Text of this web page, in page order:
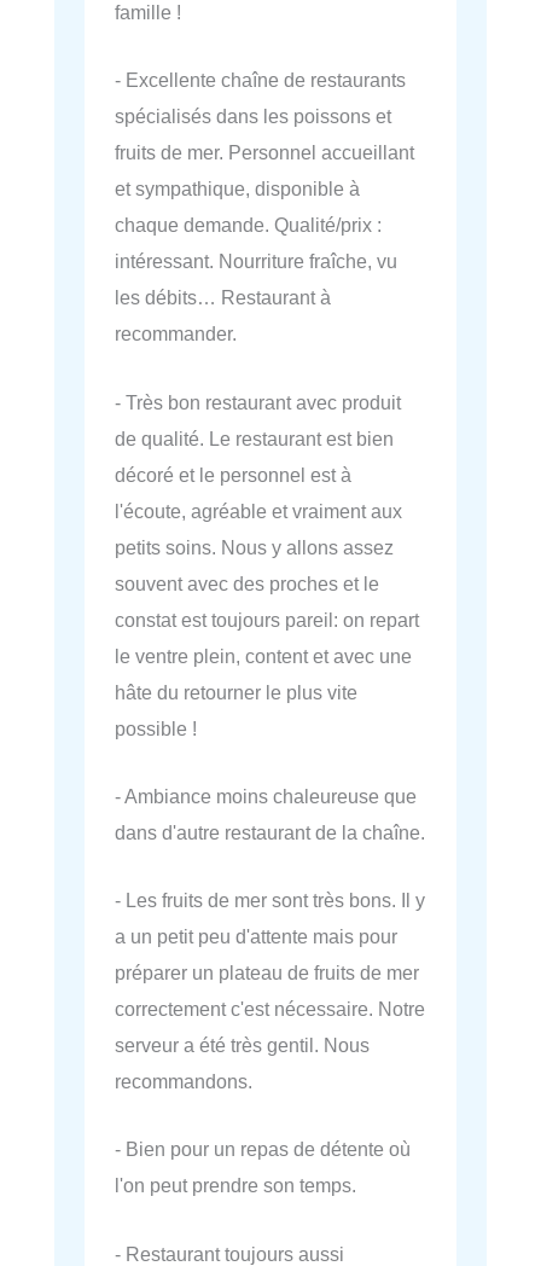
famille !
- Excellente chaîne de restaurants
spécialisés dans les poissons et
fruits de mer. Personnel accueillant
et sympathique, disponible à
chaque demande. Qualité/prix :
intéressant. Nourriture fraîche, vu
les débits… Restaurant à
recommander.
- Très bon restaurant avec produit
de qualité. Le restaurant est bien
décoré et le personnel est à
l'écoute, agréable et vraiment aux
petits soins. Nous y allons assez
souvent avec des proches et le
constat est toujours pareil: on repart
le ventre plein, content et avec une
hâte du retourner le plus vite
possible !
- Ambiance moins chaleureuse que
dans d'autre restaurant de la chaîne.
- Les fruits de mer sont très bons. Il y
a un petit peu d'attente mais pour
préparer un plateau de fruits de mer
correctement c'est nécessaire. Notre
serveur a été très gentil. Nous
recommandons.
- Bien pour un repas de détente où
l'on peut prendre son temps.
- Restaurant toujours aussi